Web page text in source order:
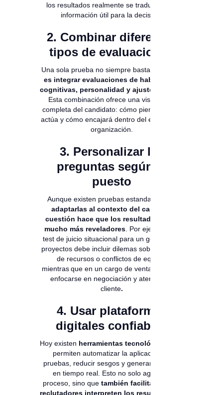
los resultados realmente se traduzcan en
información útil para la decisión.
2. Combinar diferentes
tipos de evaluaciones
Una sola prueba no siempre basta.
es integrar evaluaciones de habilidades
cognitivas, personalidad y ajuste cultural
Esta combinación ofrece una visión más
completa del candidato: cómo piensa, cómo
actúa y cómo encajará dentro del equipo y la
organización.
3. Personalizar las
preguntas según el
puesto
Aunque existen pruebas estandarizadas,
adaptarlas al contexto del cargo en
cuestión hace que los resultados sean
mucho más reveladores. Por ejemplo, un
test de juicio situacional para un gerente de
proyectos debe incluir dilemas sobre gestión
de recursos o conflictos de equipo,
mientras que en un cargo de ventas debería
enfocarse en negociación y atención al
cliente.
4. Usar plataformas
digitales confiables
Hoy existen herramientas tecnológicas
permiten automatizar la aplicación de
pruebas, reducir sesgos y generar reportes
en tiempo real. Esto no solo agiliza el
proceso, sino que también facilita que los
reclutadores interpreten los resultados de